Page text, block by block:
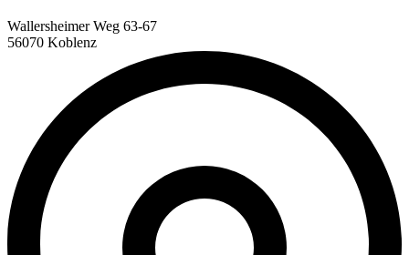
Wallersheimer Weg 63-67
56070 Koblenz